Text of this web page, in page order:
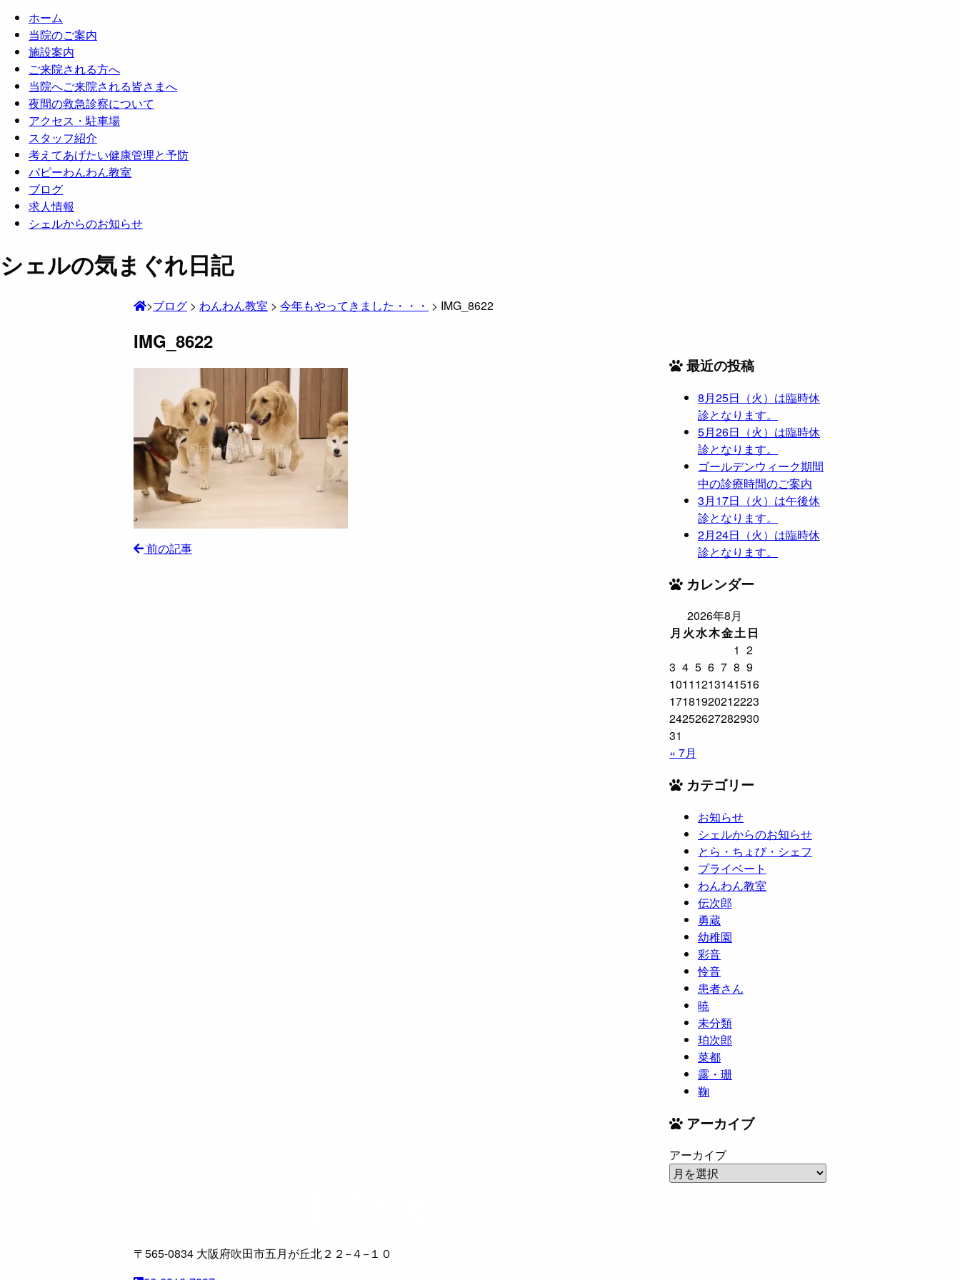
ホーム
当院のご案内
施設案内
ご来院される方へ
当院へご来院される皆さまへ
夜間の救急診察について
アクセス・駐車場
スタッフ紹介
考えてあげたい健康管理と予防
パピーわんわん教室
ブログ
求人情報
シェルからのお知らせ
シェルの気まぐれ日記
>ブログ > わんわん教室 > 今年もやってきました・・・ > IMG_8622
IMG_8622
前の記事
最近の投稿
8月25日（火）は臨時休
診となります。
5月26日（火）は臨時休
診となります。
ゴールデンウィーク期間
中の診療時間のご案内
3月17日（火）は午後休
診となります。
2月24日（火）は臨時休
診となります。
カレンダー
2026年8月
月 火水木金土日
1 2
3 4 5 6 7 8 9
10111213141516
17181920212223
24252627282930
31
« 7月
カテゴリー
お知らせ
シェルからのお知らせ
とら・ちょび・シェフ
プライベート
わんわん教室
伝次郎
勇蔵
幼稚園
彩音
怜音
患者さん
暁
未分類
珀次郎
菜都
露・珊
鞠
アーカイブ
アーカイブ
〒565-0834 大阪府吹田市五月が丘北２２−４−１０